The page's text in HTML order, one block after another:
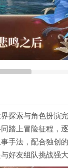
探索与角色扮
踏上冒险征程，
手法，配合独创
好友组队挑战强